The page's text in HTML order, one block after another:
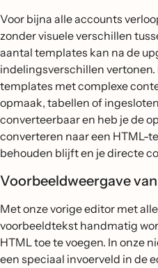
Voor bijna alle accounts
zonder visuele verschillen
aantal templates kan na de
indelingsverschillen vertonen.
templates met complexe
opmaak, tabellen of
converteerbaar en heb je de
converteren naar een HTML-
behouden blijft en je directe
Voorbeeldweergave
Met onze vorige editor met
voorbeeldtekst handmatig
HTML toe te voegen. In onze
een speciaal invoerveld in de